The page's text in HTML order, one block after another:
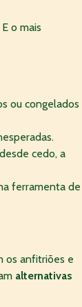
o mais
ou congelados
cedo, a
ferramenta de
os anfitriões e
alternativas